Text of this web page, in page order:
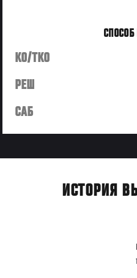
KO/TKO
РЕШ
САБ
ИСТОРИЯ